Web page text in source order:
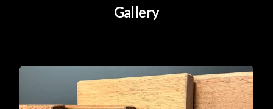
Gallery